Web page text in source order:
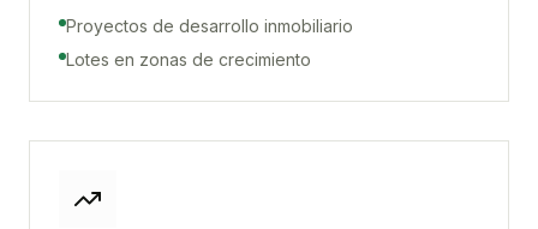
Proyectos de desarrollo inmobiliario
Lotes en zonas de crecimiento